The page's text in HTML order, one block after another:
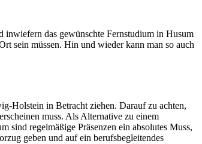
inwiefern das gewünschte Fernstudium in Husum
sein müssen. Hin und wieder kann man so auch
Holstein in Betracht ziehen. Darauf zu achten,
muss. Als Alternative zu einem
sind regelmäßige Präsenzen ein absolutes Muss,
geben und auf ein berufsbegleitendes